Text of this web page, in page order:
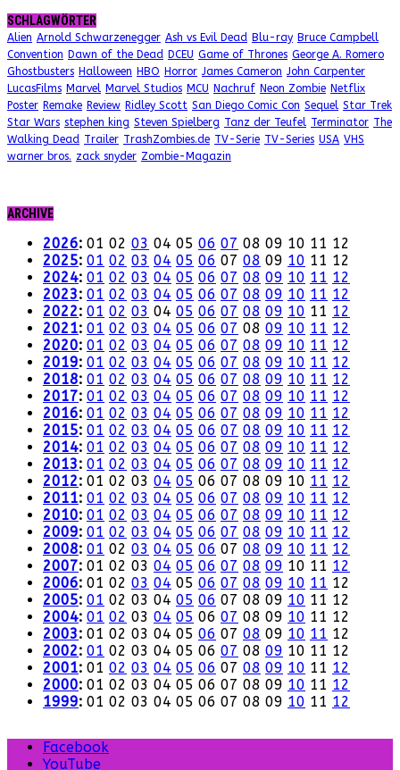
SCHLAGWÖRTER
Alien Arnold Schwarzenegger Ash vs Evil Dead Blu-ray Bruce Campbell
Convention Dawn of the Dead DCEU Game of Thrones George A. Romero
Ghostbusters Halloween HBO Horror James Cameron John Carpenter
LucasFilms Marvel Marvel Studios MCU Nachruf Neon Zombie Netflix
Poster Remake Review Ridley Scott San Diego Comic Con Sequel Star Trek
Star Wars stephen king Steven Spielberg Tanz der Teufel Terminator The
Walking Dead Trailer TrashZombies.de TV-Serie TV-Series USA VHS
warner bros. zack snyder Zombie-Magazin
ARCHIVE
2026: 01 02 03 04 05 06 07 08 09 10 11 12
2025: 01 02 03 04 05 06 07 08 09 10 11 12
2024: 01 02 03 04 05 06 07 08 09 10 11 12
2023: 01 02 03 04 05 06 07 08 09 10 11 12
2022: 01 02 03 04 05 06 07 08 09 10 11 12
2021: 01 02 03 04 05 06 07 08 09 10 11 12
2020: 01 02 03 04 05 06 07 08 09 10 11 12
2019: 01 02 03 04 05 06 07 08 09 10 11 12
2018: 01 02 03 04 05 06 07 08 09 10 11 12
2017: 01 02 03 04 05 06 07 08 09 10 11 12
2016: 01 02 03 04 05 06 07 08 09 10 11 12
2015: 01 02 03 04 05 06 07 08 09 10 11 12
2014: 01 02 03 04 05 06 07 08 09 10 11 12
2013: 01 02 03 04 05 06 07 08 09 10 11 12
2012: 01 02 03 04 05 06 07 08 09 10 11 12
2011: 01 02 03 04 05 06 07 08 09 10 11 12
2010: 01 02 03 04 05 06 07 08 09 10 11 12
2009: 01 02 03 04 05 06 07 08 09 10 11 12
2008: 01 02 03 04 05 06 07 08 09 10 11 12
2007: 01 02 03 04 05 06 07 08 09 10 11 12
2006: 01 02 03 04 05 06 07 08 09 10 11 12
2005: 01 02 03 04 05 06 07 08 09 10 11 12
2004: 01 02 03 04 05 06 07 08 09 10 11 12
2003: 01 02 03 04 05 06 07 08 09 10 11 12
2002: 01 02 03 04 05 06 07 08 09 10 11 12
2001: 01 02 03 04 05 06 07 08 09 10 11 12
2000: 01 02 03 04 05 06 07 08 09 10 11 12
1999: 01 02 03 04 05 06 07 08 09 10 11 12
Facebook
YouTube